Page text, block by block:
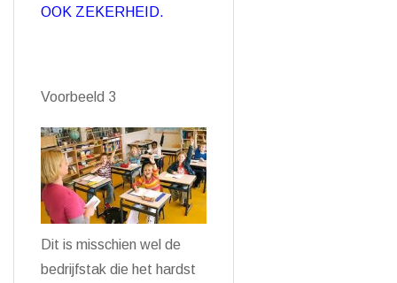
OOK ZEKERHEID.
Voorbeeld 3
Dit is misschien wel de
bedrijfstak die het hardst